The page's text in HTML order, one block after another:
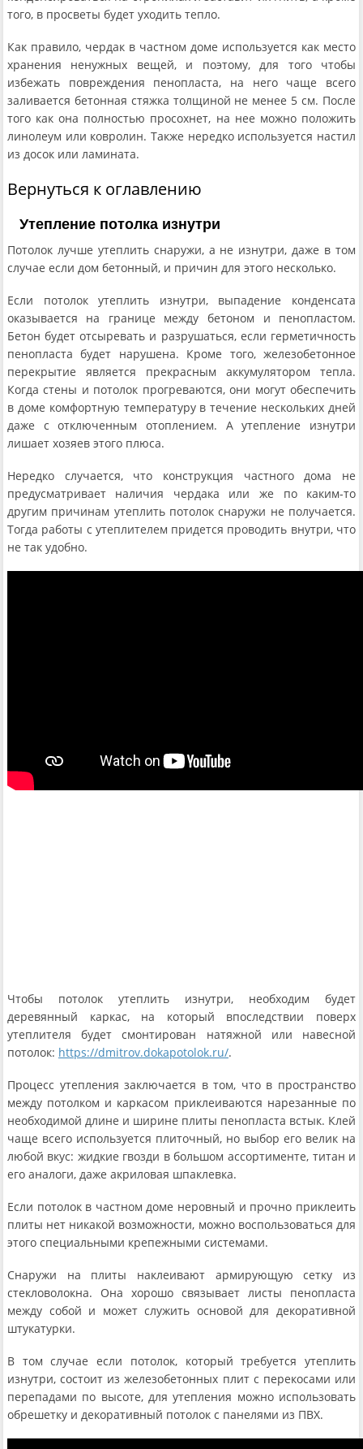
того, в просветы будет уходить тепло.
Как правило, чердак в частном доме используется как место
хранения ненужных вещей, и поэтому, для того чтобы
избежать повреждения пенопласта, на него чаще всего
заливается бетонная стяжка толщиной не менее 5 см. После
того как она полностью просохнет, на нее можно положить
линолеум или ковролин. Также нередко используется настил
из досок или ламината.
Вернуться к оглавлению
Утепление потолка изнутри
Потолок лучше утеплить снаружи, а не изнутри, даже в том
случае если дом бетонный, и причин для этого несколько.
Если потолок утеплить изнутри, выпадение конденсата
оказывается на границе между бетоном и пенопластом.
Бетон будет отсыревать и разрушаться, если герметичность
пенопласта будет нарушена. Кроме того, железобетонное
перекрытие является прекрасным аккумулятором тепла.
Когда стены и потолок прогреваются, они могут обеспечить
в доме комфортную температуру в течение нескольких дней
даже с отключенным отоплением. А утепление изнутри
лишает хозяев этого плюса.
Нередко случается, что конструкция частного дома не
предусматривает наличия чердака или же по каким-то
другим причинам утеплить потолок снаружи не получается.
Тогда работы с утеплителем придется проводить внутри, что
не так удобно.
Чтобы потолок утеплить изнутри, необходим будет
деревянный каркас, на который впоследствии поверх
утеплителя будет смонтирован натяжной или навесной
потолок: https://dmitrov.dokapotolok.ru/.
Процесс утепления заключается в том, что в пространство
между потолком и каркасом приклеиваются нарезанные по
необходимой длине и ширине плиты пенопласта встык. Клей
чаще всего используется плиточный, но выбор его велик на
любой вкус: жидкие гвозди в большом ассортименте, титан и
его аналоги, даже акриловая шпаклевка.
Если потолок в частном доме неровный и прочно приклеить
плиты нет никакой возможности, можно воспользоваться для
этого специальными крепежными системами.
Снаружи на плиты наклеивают армирующую сетку из
стекловолокна. Она хорошо связывает листы пенопласта
между собой и может служить основой для декоративной
штукатурки.
В том случае если потолок, который требуется утеплить
изнутри, состоит из железобетонных плит с перекосами или
перепадами по высоте, для утепления можно использовать
обрешетку и декоративный потолок с панелями из ПВХ.